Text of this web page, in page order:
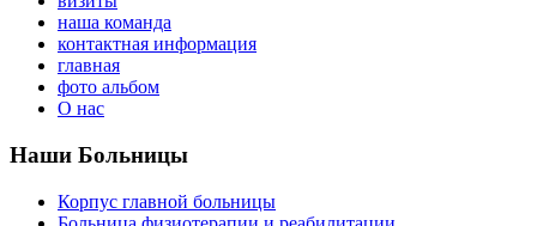
наша команда
контактная информация
главная
фото альбом
О нас
Наши Больницы
Корпус главной больницы